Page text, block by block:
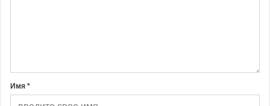
Имя *